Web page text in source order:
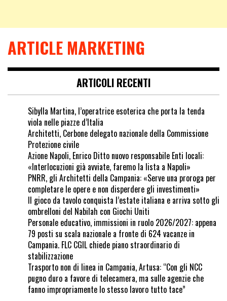
ARTICLE MARKETING
ARTICOLI RECENTI
Sibylla Martina, l’operatrice esoterica che porta la tenda
viola nelle piazze d’Italia
Architetti, Cerbone delegato nazionale della Commissione
Protezione civile
Azione Napoli, Enrico Ditto nuovo responsabile Enti locali:
«Interlocuzioni già avviate, faremo la lista a Napoli»
PNRR, gli Architetti della Campania: «Serve una proroga per
completare le opere e non disperdere gli investimenti»
Il gioco da tavolo conquista l’estate italiana e arriva sotto gli
ombrelloni del Nabilah con Giochi Uniti
Personale educativo, immissioni in ruolo 2026/2027: appena
79 posti su scala nazionale a fronte di 624 vacanze in
Campania. FLC CGIL chiede piano straordinario di
stabilizzazione
Trasporto non di linea in Campania, Artusa: “Con gli NCC
pugno duro a favore di telecamera, ma sulle agenzie che
fanno impropriamente lo stesso lavoro tutto tace”